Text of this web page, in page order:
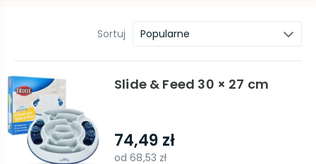
Sortuj Popularne
Slide & Feed 30 × 27 cm
74,49 zł
od68,53 zł